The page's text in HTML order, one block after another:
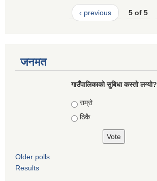
‹ previous 5 of 5
जनमत
गाउँपालिकाको सुबिधा कस्तो लग्यो?
Choices
राम्रो
ठिकै
Older polls
Results